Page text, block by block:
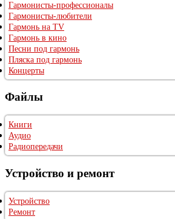
Гармонисты-профессионалы
Гармонисты-любители
Гармонь на TV
Гармонь в кино
Песни под гармонь
Пляска под гармонь
Концерты
Файлы
Книги
Аудио
Радиопередачи
Устройство и ремонт
Устройство
Ремонт